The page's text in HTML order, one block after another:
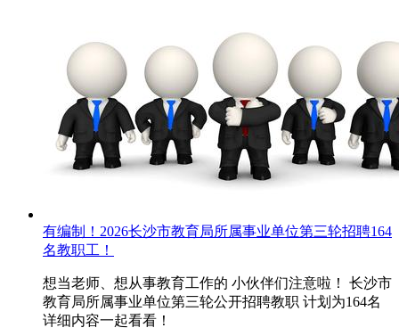
有编制！2026长沙市教育局所属事业单位第三轮招聘164
名教职工！
想当老师、想从事教育工作的 小伙伴们注意啦！ 长沙市
教育局所属事业单位第三轮公开招聘教职 计划为164名
详细内容一起看看！